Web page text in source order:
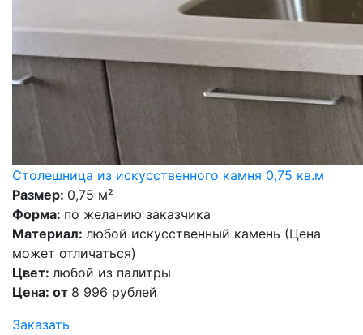
Столешница из искусственного камня 0,75 кв.м
Размер: 0,75 м²
Форма: по желанию заказчика
Материал: любой искусственный камень (Цена
может отличаться)
Цвет: любой из палитры
Цена: от 8 996 рублей
Заказать